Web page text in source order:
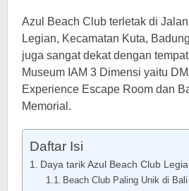
Azul Beach Club terletak di
Legian, Kecamatan Kuta,
juga sangat dekat dengan
Museum IAM 3 Dimensi yaitu
Experience Escape Room dan
Memorial.
Daftar Isi
Daya tarik Azul Beach Club
Beach Club Paling Unik di Bali